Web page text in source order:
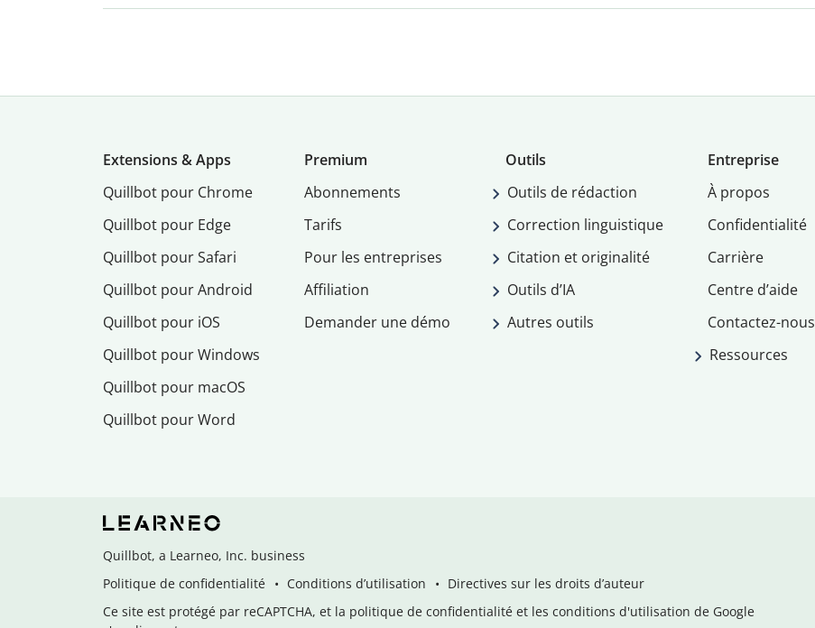
Extensions & Apps
Quillbot pour Chrome
Quillbot pour Edge
Quillbot pour Safari
Quillbot pour Android
Quillbot pour iOS
Quillbot pour Windows
Quillbot pour macOS
Quillbot pour Word
Premium
Abonnements
Tarifs
Pour les entreprises
Affiliation
Demander une démo
Outils
Outils de rédaction
Correction linguistique
Citation et originalité
Outils d’IA
Autres outils
Entreprise
À propos
Confidentialité
Carrière
Centre d’aide
Contactez-nous
Ressources
Quillbot, a Learneo, Inc. business
Politique de confidentialité
Conditions d’utilisation
Directives sur les droits d’auteur
Ce site est protégé par reCAPTCHA, et la politique de confidentialité et les conditions d'utilisation de Google